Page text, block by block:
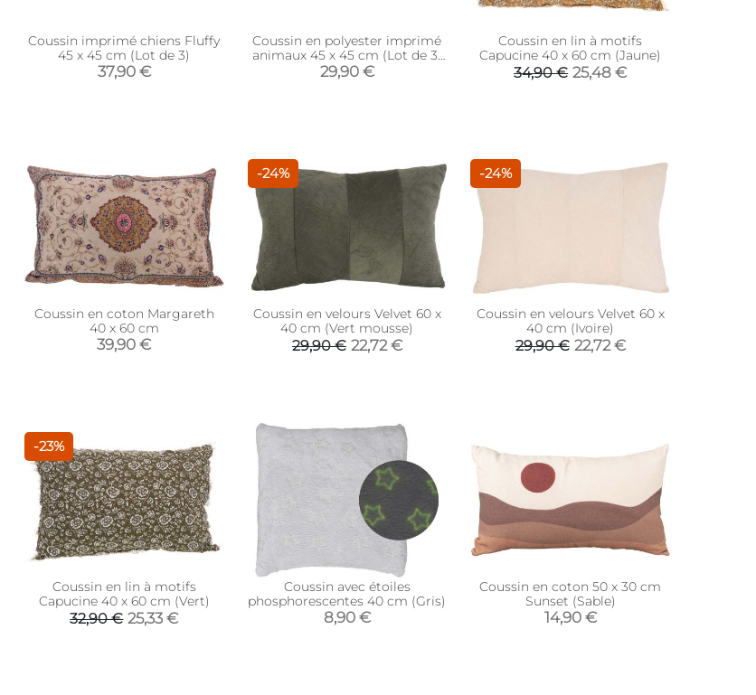
Coussin imprimé chiens Fluffy
45 x 45 cm (Lot de 3)
37,90 €
Coussin en polyester imprimé
animaux 45 x 45 cm (Lot de 3)
(Imprimé chiens)
29,90 €
Coussin en lin à motifs
Capucine 40 x 60 cm (Jaune)
34,90 € 25,48 €
Coussin en coton Margareth
40 x 60 cm
39,90 €
-24%
Coussin en velours Velvet 60 x
40 cm (Vert mousse)
29,90 € 22,72 €
-24%
Coussin en velours Velvet 60 x
40 cm (Ivoire)
29,90 € 22,72 €
-23%
Coussin en lin à motifs
Capucine 40 x 60 cm (Vert)
32,90 € 25,33 €
Coussin avec étoiles
phosphorescentes 40 cm (Gris)
8,90 €
Coussin en coton 50 x 30 cm
Sunset (Sable)
14,90 €